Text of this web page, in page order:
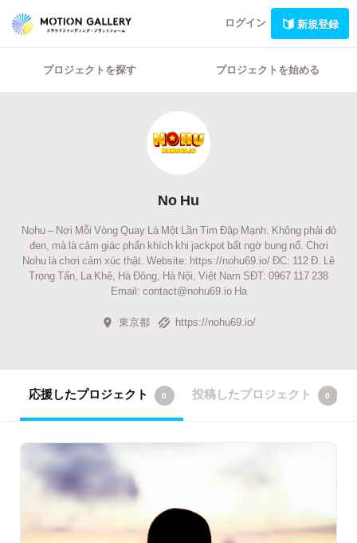
ログイン 新規登録
プロジェクトを探す プロジェクトを始める
No Hu
Nohu – Nơi Mỗi Vòng Quay Là Một Lần Tim Đập Mạnh. Không phải đỏ
đen, mà là cảm giác phấn khích khi jackpot bất ngờ bung nổ. Chơi
Nohu là chơi cảm xúc thật. Website: https://nohu69.io/ ĐC: 112 Đ. Lê
Trọng Tấn, La Khê, Hà Đông, Hà Nội, Việt Nam SĐT: 0967 117 238
Email: contact@nohu69.io Ha
東京都 https://nohu69.io/
応援したプロジェクト 0 投稿したプロジェクト 0